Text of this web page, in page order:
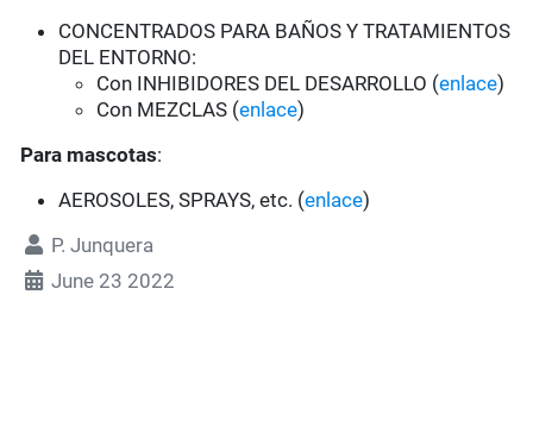
CONCENTRADOS PARA BAÑOS Y TRATAMIENTOS
DEL ENTORNO:
Con INHIBIDORES DEL DESARROLLO (enlace)
Con MEZCLAS (enlace)
Para mascotas:
AEROSOLES, SPRAYS, etc. (enlace)
P. Junquera
June 23 2022